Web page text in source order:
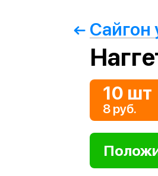
Сайгон
10 шт
8 руб.